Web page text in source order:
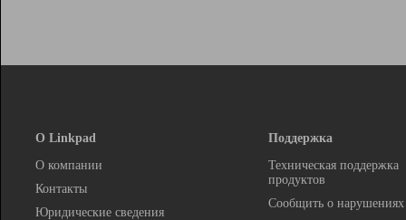
О Linkpad
О компании
Контакты
Юридические сведения
Поддержка
Техническая поддержка
продуктов
Сообщить о нарушениях